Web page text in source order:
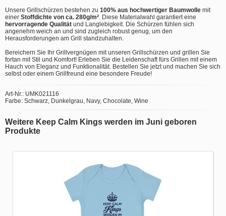
Unsere Grillschürzen bestehen zu 100% aus hochwertiger Baumwolle mit
einer Stoffdichte von ca. 280g/m² . Diese Materialwahl garantiert eine
hervorragende Qualität und Langlebigkeit. Die Schürzen fühlen sich
angenehm weich an und sind zugleich robust genug, um den
Herausforderungen am Grill standzuhalten.
Bereichern Sie Ihr Grillvergnügen mit unseren Grillschürzen und grillen Sie
fortan mit Stil und Komfort! Erleben Sie die Leidenschaft fürs Grillen mit einem
Hauch von Eleganz und Funktionalität. Bestellen Sie jetzt und machen Sie sich
selbst oder einem Grillfreund eine besondere Freude!
Art-Nr.: UMK021116
Farbe: Schwarz, Dunkelgrau, Navy, Chocolate, Wine
Weitere Keep Calm Kings werden im Juni geboren
Produkte